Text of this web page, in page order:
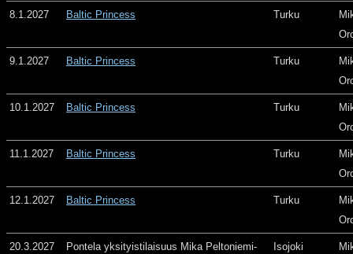
8.1.2027 Baltic Princess Turku
9.1.2027 Baltic Princess Turku
10.1.2027 Baltic Princess Turku
11.1.2027 Baltic Princess Turku
12.1.2027 Baltic Princess Turku
20.3.2027
Pontela yksityistilaisuus Mika Peltoniemi-
Isojoki